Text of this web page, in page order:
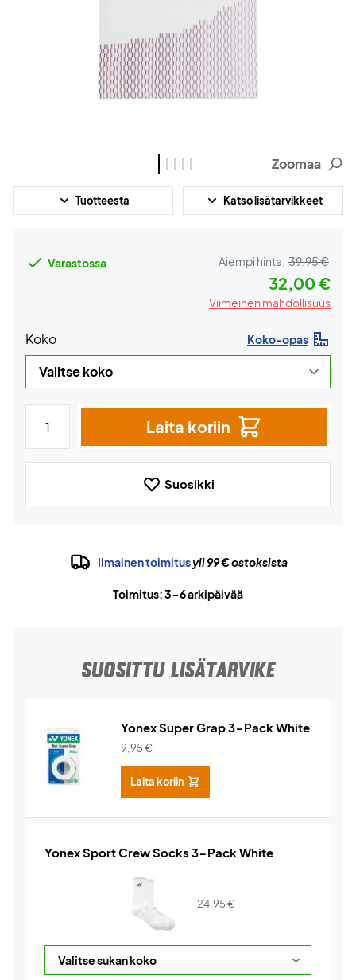
Zoomaa
Tuotteesta Katso lisätarvikkeet
Varastossa Aiempi hinta: 39,95 €
32,00 €
Viimeinen mahdollisuus
Koko Koko-opas
Laita koriin
Suosikki
Ilmainen toimitusyli 99 € ostoksista
Toimitus: 3-6 arkipäivää
SUOSITTU LISÄTARVIKE
Yonex Super Grap 3-Pack White
9,95€
Laita koriin
Yonex Sport Crew Socks 3-Pack White
24,95€